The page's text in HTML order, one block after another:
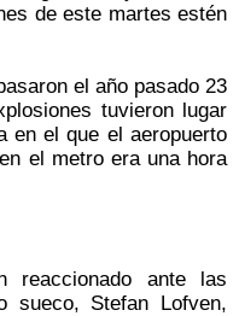
de este martes estén
el año pasado 23
tuvieron lugar
en el que el aeropuerto
el metro era una hora
reaccionado ante las
sueco, Stefan Lofven,